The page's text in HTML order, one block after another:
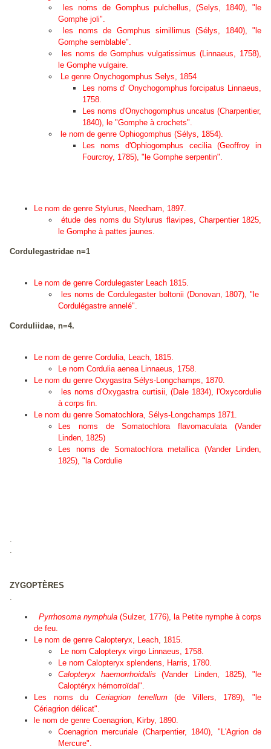
les noms de Gomphus pulchellus, (Selys, 1840), "le
Gomphe joli".
les noms de Gomphus simillimus (Sélys, 1840), "le
Gomphe semblable".
les noms de Gomphus vulgatissimus (Linnaeus, 1758),
le Gomphe vulgaire.
Le genre Onychogomphus Selys, 1854
Les noms d' Onychogomphus forcipatus Linnaeus,
1758.
Les noms d'Onychogomphus uncatus (Charpentier,
1840), le "Gomphe à crochets".
le nom de genre Ophiogomphus (Sélys, 1854).
Les noms d'Ophiogomphus cecilia (Geoffroy in
Fourcroy, 1785), "le Gomphe serpentin".
Le nom de genre Stylurus, Needham, 1897.
étude des noms du Stylurus flavipes, Charpentier 1825,
le Gomphe à pattes jaunes.
Cordulegastridae n=1
Le nom de genre CordulegasterLeach 1815.
les noms de Cordulegaster boltonii (Donovan, 1807), "le
Cordulégastre annelé".
Corduliidae, n=4.
Le nom de genre Cordulia, Leach, 1815.
Le nom Cordulia aeneaLinnaeus, 1758.
Le nom du genre OxygastraSélys-Longchamps, 1870.
les noms d'Oxygastra curtisii, (Dale 1834), l'Oxycordulie
à corps fin.
Le nom du genre Somatochlora, Sélys-Longchamps 1871.
Les noms deSomatochlora flavomaculata(Vander
Linden, 1825)
Les noms de Somatochlora metallica(Vander Linden,
1825), "la Cordulie
.
.
ZYGOPTÈRES
.
Pyrrhosoma nymphula (Sulzer, 1776), la Petite nymphe à corps
de feu.
Le nom de genre Calopteryx, Leach, 1815.
Le nom Calopteryx virgo Linnaeus, 1758.
Le nom Calopteryx splendens, Harris, 1780.
Calopteryx haemorrhoidalis (Vander Linden, 1825), "le
Caloptéryx hémorroïdal".
Les noms du Ceriagrion tenellum(de Villers, 1789), "le
Cériagrion délicat".
le nom de genre Coenagrion, Kirby, 1890.
Coenagrion mercuriale (Charpentier, 1840), "L'Agrion de
Mercure".